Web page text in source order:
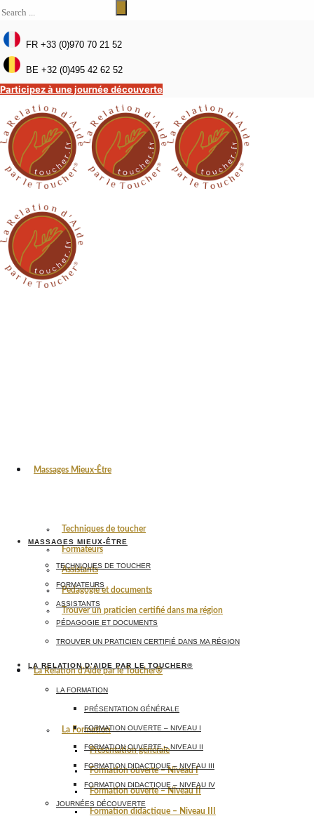
FR +33 (0)970 70 21 52
BE +32 (0)495 42 62 52
Participez à une journée découverte
Massages Mieux-Être
Techniques de toucher
Formateurs
Assistants
Pédagogie et documents
Trouver un praticien certifié dans ma région
La Relation d’Aide par le Toucher®
La Formation
Présentation générale
Formation ouverte – Niveau I
Formation ouverte – Niveau II
Formation didactique – Niveau III
MASSAGES MIEUX-ÊTRE
TECHNIQUES DE TOUCHER
FORMATEURS
ASSISTANTS
PÉDAGOGIE ET DOCUMENTS
TROUVER UN PRATICIEN CERTIFIÉ DANS MA RÉGION
LA RELATION D’AIDE PAR LE TOUCHER®
LA FORMATION
PRÉSENTATION GÉNÉRALE
FORMATION OUVERTE – NIVEAU I
FORMATION OUVERTE – NIVEAU II
FORMATION DIDACTIQUE – NIVEAU III
FORMATION DIDACTIQUE – NIVEAU IV
JOURNÉES DÉCOUVERTE